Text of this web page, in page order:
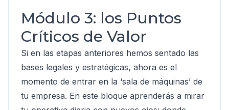
Módulo 3: los Puntos
Críticos de Valor
Si en las etapas anteriores hemos sentado las
bases legales y estratégicas, ahora es el
momento de entrar en la ‘sala de máquinas’ de
tu empresa. En este bloque aprenderás a mirar